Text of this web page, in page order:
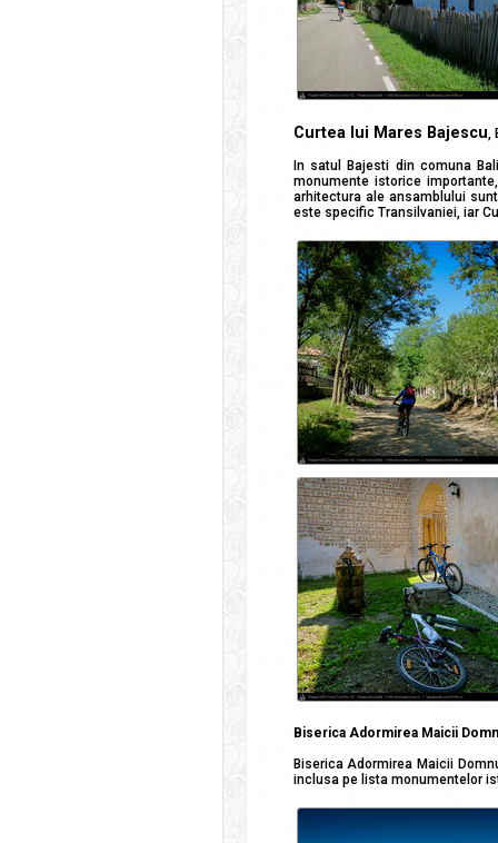
Curtea lui Mares Bajescu,
In satul Bajesti din comuna
monumente istorice
arhitectura ale ansamblului
este specific Transilvaniei, iar
Biserica Adormirea Maicii
Biserica Adormirea Maicii
inclusa pe lista monumentelor